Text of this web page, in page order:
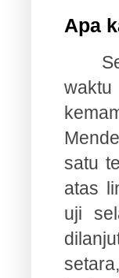
Apa
satu
atas
uji